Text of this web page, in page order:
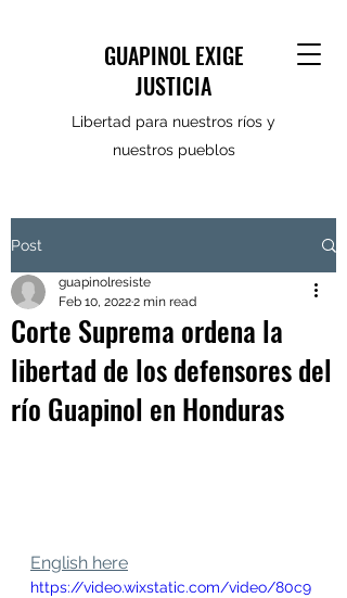
GUAPINOL EXIGE
JUSTICIA
Libertad para nuestros ríos y
nuestros pueblos
Post
Corte Suprema ordena la
libertad de los defensores del
río Guapinol en Honduras
guapinolresiste
Feb 10, 20222 min read
English here
https://video.wixstatic.com/video/80c9